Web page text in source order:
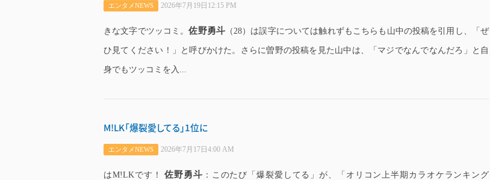
エンタメNEWS 2026年7月19日12:15 PM
きな文字でツッコミ。佐野勇斗（28）は誤字については触れずもこちらも山中の投稿を引用し、「ぜ
ひ見てください！」と呼びかけた。さらに曽野の投稿を見た山中は、「マジでなんでなんだろ」と自
身でもツッコミを入...
M!LK「爆裂愛してる」1位に
エンタメNEWS 2026年7月17日4:00 AM
はM!LKです！佐野勇斗 ：このたび「爆裂愛してる」が、「オリコン上半期カラオケランキング